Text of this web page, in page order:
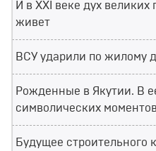
И в XXI веке дух
живет
ВСУ ударили по жилому
Рожденные в Якутии. В
символических
Будущее строительного